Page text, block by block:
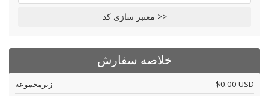
معتبر سازی کد >>
خلاصه سفارش
زیرمجموعه $0.00 USD